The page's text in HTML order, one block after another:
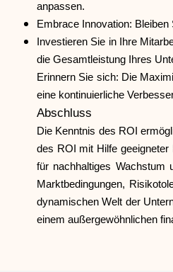
anpassen.
Embrace Innovation:
Investieren Sie in Ihre
die Gesamtleistung Ihres
Erinnern Sie sich: Die
eine kontinuierliche
Abschluss
Die Kenntnis des ROI
des ROI mit Hilfe
für nachhaltiges Wachstum
Marktbedingungen,
dynamischen Welt der
einem außergewöhnlichen